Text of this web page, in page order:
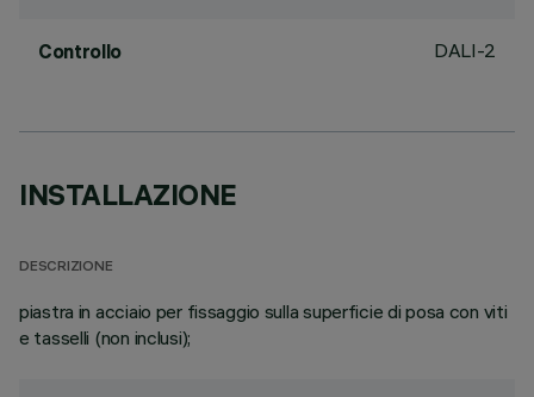
Controllo DALI-2
INSTALLAZIONE
DESCRIZIONE
piastra in acciaio per fissaggio sulla superficie di posa con viti
e tasselli (non inclusi);